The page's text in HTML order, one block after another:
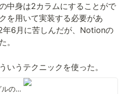
中身は2カラムにすることがで
を用いて実装する必要があ
年6月に苦しんだが、Notionの
。
いうテクニックを使った。
【notionの使い方】トグルの中でブロックを横に並べる方法